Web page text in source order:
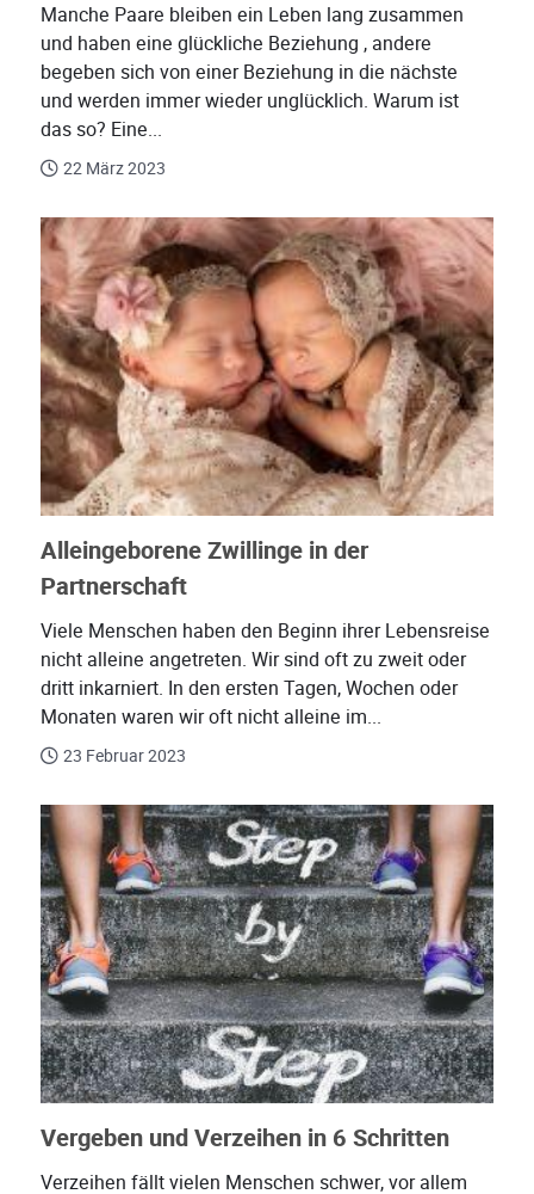
Manche Paare bleiben ein Leben lang zusammen
und haben eine glückliche Beziehung , andere
begeben sich von einer Beziehung in die nächste
und werden immer wieder unglücklich. Warum ist
das so? Eine...
22 März 2023
Alleingeborene Zwillinge in der
Partnerschaft
Viele Menschen haben den Beginn ihrer Lebensreise
nicht alleine angetreten. Wir sind oft zu zweit oder
dritt inkarniert. In den ersten Tagen, Wochen oder
Monaten waren wir oft nicht alleine im...
23 Februar 2023
Vergeben und Verzeihen in 6 Schritten
Verzeihen fällt vielen Menschen schwer, vor allem